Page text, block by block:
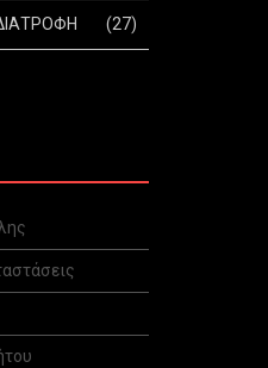
(27)